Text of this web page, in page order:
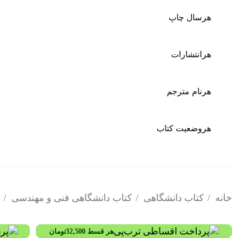
خانه کتاب دانشگاهی کتاب دانشگاهی فنی و مهندسی
هر قسط32,500تومان